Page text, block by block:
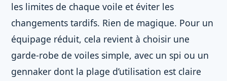
les limites de chaque voile et éviter les
changements tardifs. Rien de magique. Pour un
équipage réduit, cela revient à choisir une
garde-robe de voiles simple, avec un spi ou un
gennaker dont la plage d’utilisation est claire